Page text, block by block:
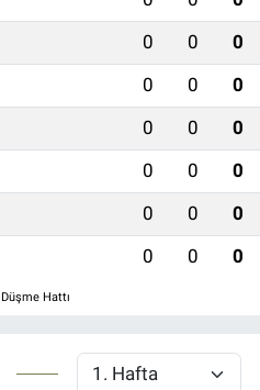
0 0
0
0 0
0
0 0
0
0 0
0
0 0
0
0 0 0
Düşme Hattı